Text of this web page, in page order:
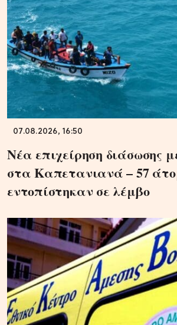
07.08.2026, 16:50
Νέα επιχείρηση διάσωσης
στα Καπετανιανά – 57
εντοπίστηκαν σε λέμβο